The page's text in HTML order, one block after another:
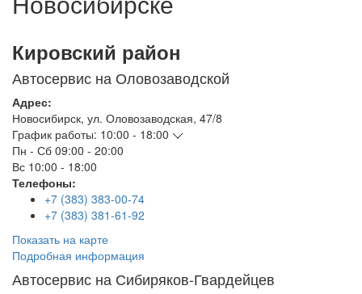
Кировский район
Автосервис на Оловозаводской
Адрес:
Новосибирск, ул. Оловозаводская, 47/8
График работы: 10:00 - 18:00
Пн - Сб 09:00 - 20:00
Вс 10:00 - 18:00
Телефоны:
+7 (383) 383-00-74
+7 (383) 381-61-92
Показать на карте
Подробная информация
Автосервис на Сибиряков-Гвардейцев